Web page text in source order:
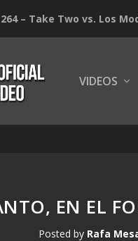
– Take Two vs. Los
VIDEOS
EN EL
Posted by Rafa